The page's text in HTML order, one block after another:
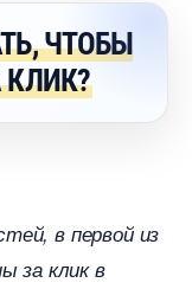
ЧТОБЫ
в первой из
за клик